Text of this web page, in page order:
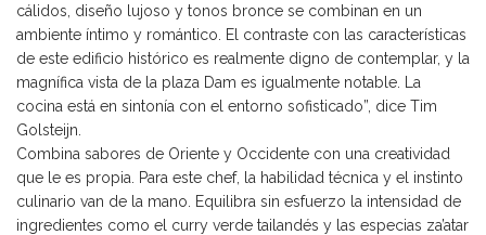
cálidos, diseño lujoso y tonos bronce se combinan en un
ambiente íntimo y romántico. El contraste con las características
de este edificio histórico es realmente digno de contemplar, y la
magnífica vista de la plaza Dam es igualmente notable. La
cocina está en sintonía con el entorno sofisticado”, dice Tim
Golsteijn.
Combina sabores de Oriente y Occidente con una creatividad
que le es propia. Para este chef, la habilidad técnica y el instinto
culinario van de la mano. Equilibra sin esfuerzo la intensidad de
ingredientes como el curry verde tailandés y las especias za’atar